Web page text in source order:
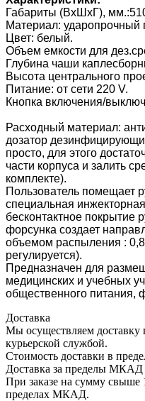
Габариты (ВхШхГ),
Материал: ударопрочный
Цвет: белый.
Объем емкости для
Глубина чаши
Высота центрального
Питание: от сети 220 V.
Кнопка включения/
Расходный материал:
дозатор
просто, для этого
части корпуса и залить
комплекте).
Пользователь помещает
специальная
бесконтактное покрытие
форсунка создает
объемом распыления :
регулируется).
Предназначен для
медицинских и учебных
общественного питания,
Доставка
Мы осуществляем
курьерской службой.
Стоимость доставки в
Доставка за пределы МКАД
При заказе на сумму свыше
пределах МКАД.